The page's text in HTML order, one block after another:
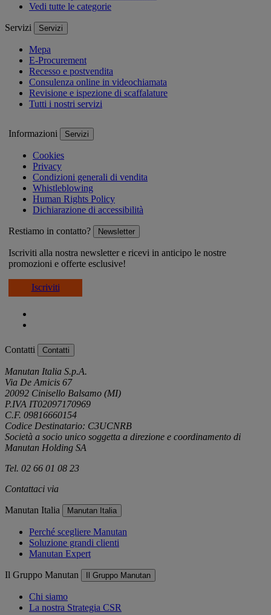
Vedi tutte le categorie
Servizi Servizi
Mepa
E-Procurement
Recesso e postvendita
Consulenza online in videochiamata
Revisione e ispezione di scaffalature
Tutti i nostri servizi
Informazioni Servizi
Cookies
Privacy
Condizioni generali di vendita
Whistleblowing
Human Rights Policy
Dichiarazione di accessibilità
Restiamo in contatto? Newsletter
Iscriviti alla nostra newsletter e ricevi in anticipo le nostre
promozioni e offerte esclusive!
Iscriviti
Contatti Contatti
Manutan Italia S.p.A.
Via De Amicis 67
20092 Cinisello Balsamo (MI)
P.IVA IT02097170969
C.F. 09816660154
Codice Destinatario: C3UCNRB
Società a socio unico soggetta a direzione e coordinamento di
Manutan Holding SA
Tel. 02 66 01 08 23
Contattaci via
Manutan Italia Manutan Italia
Perché scegliere Manutan
Soluzione grandi clienti
Manutan Expert
Il Gruppo Manutan Il Gruppo Manutan
Chi siamo
La nostra Strategia CSR